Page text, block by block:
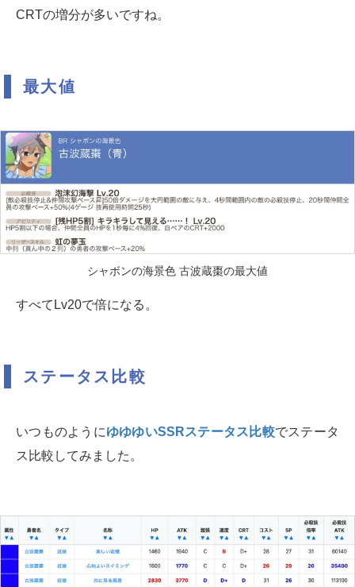
CRTの増分が多いですね。
最大値
シャボンの海景色 古波蔵棗の最大値
すべてLv20で倍になる。
ステータス比較
いつものようにゆゆゆいSSRステータス比較でステータ
ス比較してみました。